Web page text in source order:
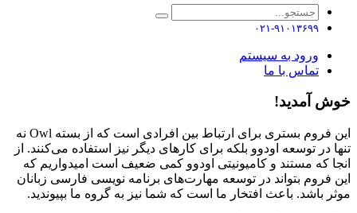
۰۲۱-۹۱۰۱۳۶۹۹
ورود به سیستم
تماس با ما
خوش آمدید!
این فروم بستری برای ارتباط بین افرادی است که از بسته Owl نه
تنها در توسعه اودوو بلکه برای کارهای دیگر نیز استفاده می‌کنند. از
انجا که مستند و کامیونیتی اودوو کمی ضعیف است امیدواریم که
این فروم بتواند در توسعه مهارت‌های برنامه نویسی فارسی زبانان
موثر باشد. باعث افتخار ما است که شما نیز به گروه ما بپیوندید.